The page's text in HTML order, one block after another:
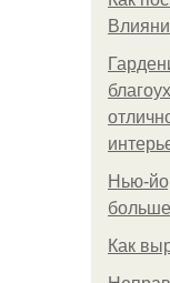
Нью-
Как